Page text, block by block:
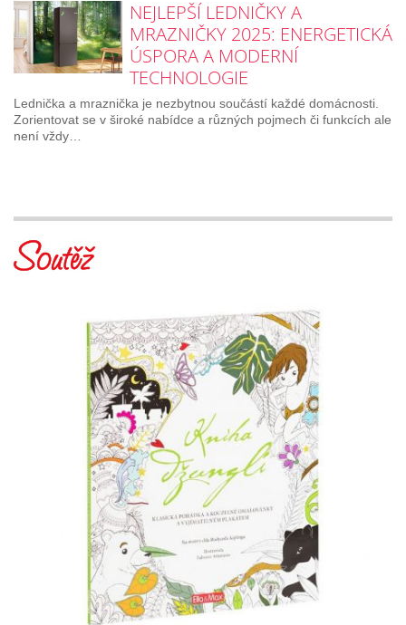
NEJLEPŠÍ LEDNIČKY A
MRAZNIČKY 2025: ENERGETICKÁ
ÚSPORA A MODERNÍ
TECHNOLOGIE
Lednička a mraznička je nezbytnou součástí každé domácnosti.
Zorientovat se v široké nabídce a různých pojmech či funkcích ale
není vždy…